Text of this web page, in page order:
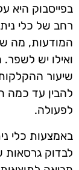
בפייסבוק היא
רחב של כלי
המודעות, מה
ואילו יש
שיעור
להבין עד כמה
לפעולה.
לבדוק גרסאות